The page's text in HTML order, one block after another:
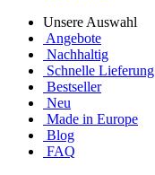
Unsere Auswahl
Angebote
Nachhaltig
Schnelle Lieferung
Bestseller
Neu
Made in Europe
Blog
FAQ